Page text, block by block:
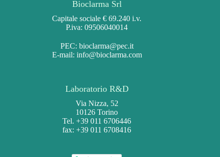
Bioclarma Srl
Capitale sociale € 69.240 i.v.
P.iva: 09506040014
PEC: bioclarma@pec.it
E-mail: info@bioclarma.com
Laboratorio R&D
Via Nizza, 52
10126 Torino
Tel. +39 011 6706446
fax: +39 011 6708416